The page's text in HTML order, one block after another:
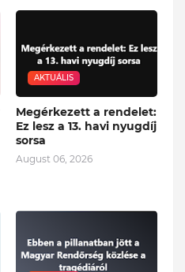
AKTUÁLIS
Megérkezett a rendelet:
Ez lesz a 13. havi nyugdíj
sorsa
August 06, 2026